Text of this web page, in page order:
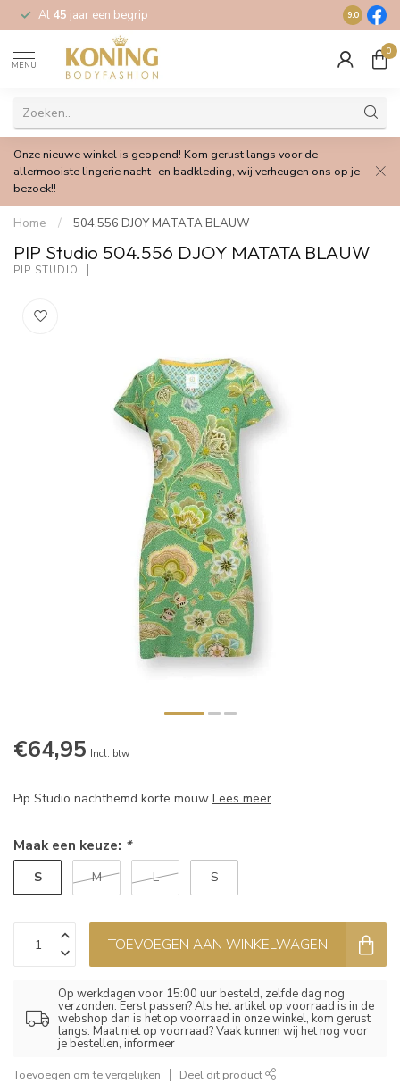
Al 45 jaar een begrip Gratis
9.0
MENU
0
Onze nieuwe winkel is geopend! Kom gerust langs voor de
allermooiste lingerie nacht- en badkleding, wij verheugen ons op je
bezoek!!
Home / 504.556 DJOY MATATA BLAUW
PIP Studio 504.556 DJOY MATATA BLAUW
PIP STUDIO
€64,95 Incl. btw
Pip Studio nachthemd korte mouw Lees meer.
Maak een keuze: *
S M L S
TOEVOEGEN AAN WINKELWAGEN
Op werkdagen voor 15:00 uur besteld, zelfde dag nog
verzonden. Eerst passen? Als het artikel op voorraad is in de
webshop dan is het op voorraad in onze winkel, kom gerust
langs. Maat niet op voorraad? Vaak kunnen wij het nog voor
je bestellen, informeer
Toevoegen om te vergelijken Deel dit product